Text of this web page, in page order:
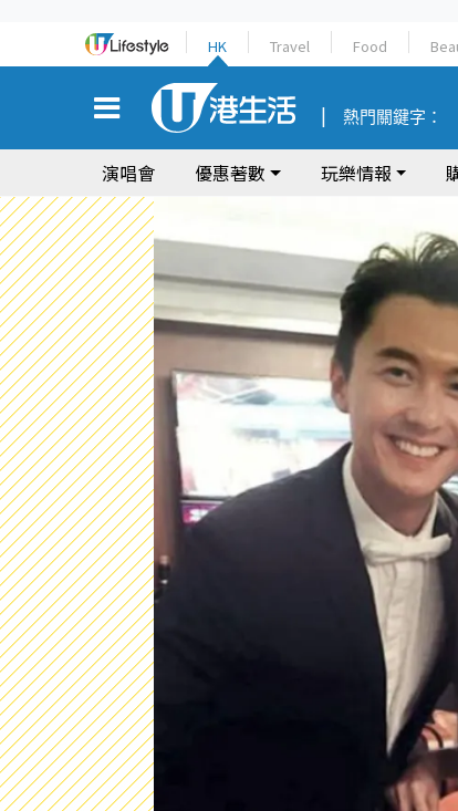
HK Travel Food
熱門關鍵字：
演唱會 優惠著數 玩樂情報